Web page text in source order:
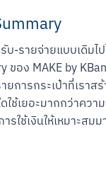
-รายจ่ายแบบเดิมไ
ของ MAKE by
ยการกระเป๋าที่เราส
ใช้เยอะมากกว่าควา
รใช้เงินให้เหมาะสม